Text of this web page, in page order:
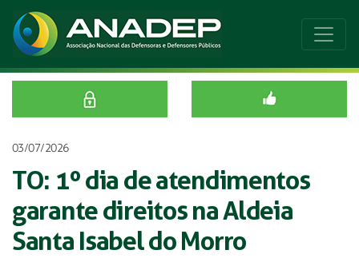
03/07/2026
TO: 1º dia de atendimentos
garante direitos na Aldeia
Santa Isabel do Morro